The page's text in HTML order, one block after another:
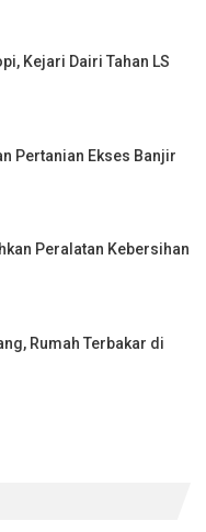
Kejari Dairi Tahan LS
Pertanian Ekses Banjir
Peralatan Kebersihan
Rumah Terbakar di